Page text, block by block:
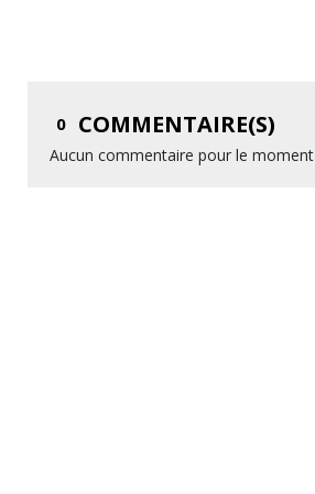
0 COMMENTAIRE(S)
Aucun commentaire pour le moment